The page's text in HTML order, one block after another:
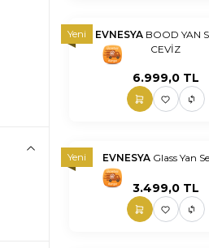
Yeni
EVNESYA BOOD YAN
CEVİZ
6.999,0TL
Yeni
EVNESYA Glass Yan
3.499,0TL